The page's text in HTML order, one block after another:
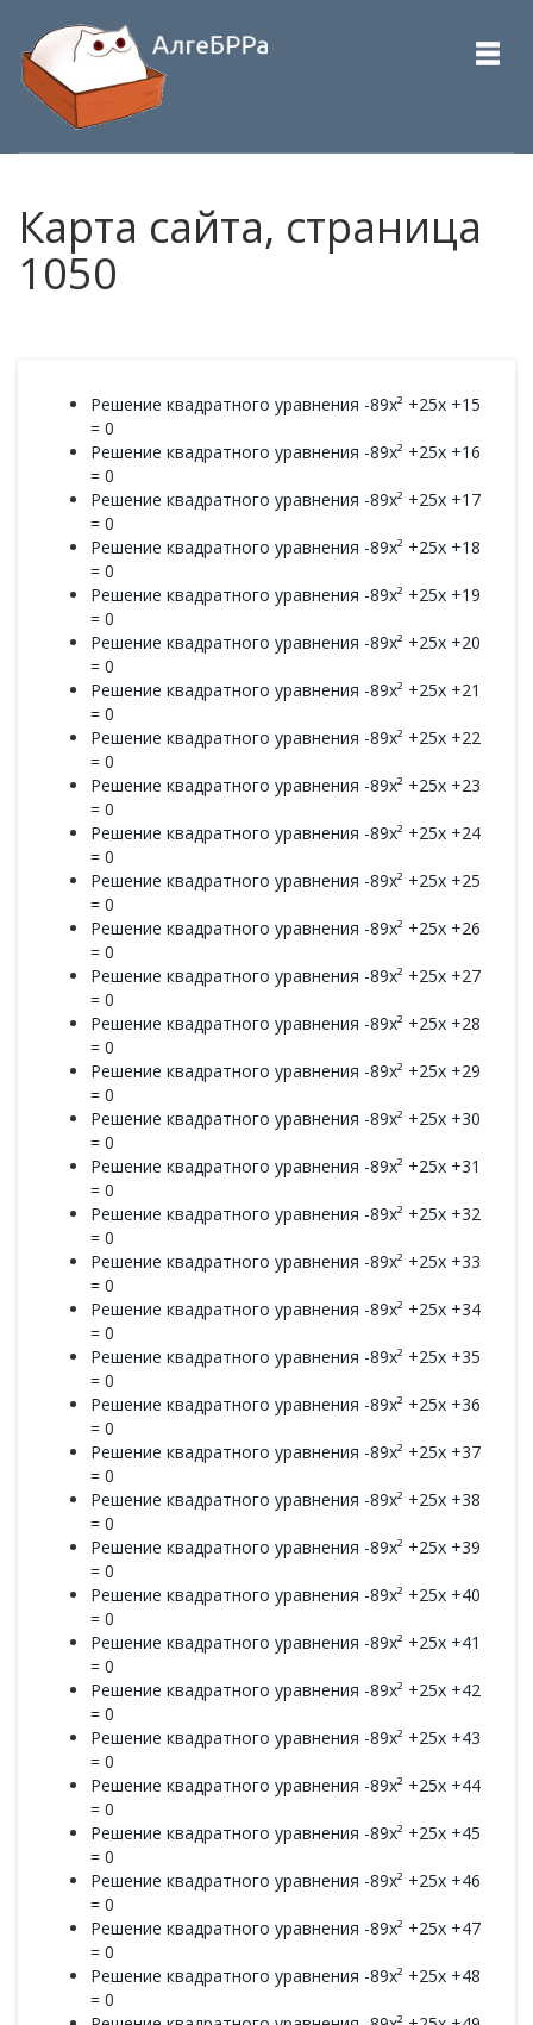
Карта сайта, страница
1050
Решение квадратного уравнения -89x² +25x +15
= 0
Решение квадратного уравнения -89x² +25x +16
= 0
Решение квадратного уравнения -89x² +25x +17
= 0
Решение квадратного уравнения -89x² +25x +18
= 0
Решение квадратного уравнения -89x² +25x +19
= 0
Решение квадратного уравнения -89x² +25x +20
= 0
Решение квадратного уравнения -89x² +25x +21
= 0
Решение квадратного уравнения -89x² +25x +22
= 0
Решение квадратного уравнения -89x² +25x +23
= 0
Решение квадратного уравнения -89x² +25x +24
= 0
Решение квадратного уравнения -89x² +25x +25
= 0
Решение квадратного уравнения -89x² +25x +26
= 0
Решение квадратного уравнения -89x² +25x +27
= 0
Решение квадратного уравнения -89x² +25x +28
= 0
Решение квадратного уравнения -89x² +25x +29
= 0
Решение квадратного уравнения -89x² +25x +30
= 0
Решение квадратного уравнения -89x² +25x +31
= 0
Решение квадратного уравнения -89x² +25x +32
= 0
Решение квадратного уравнения -89x² +25x +33
= 0
Решение квадратного уравнения -89x² +25x +34
= 0
Решение квадратного уравнения -89x² +25x +35
= 0
Решение квадратного уравнения -89x² +25x +36
= 0
Решение квадратного уравнения -89x² +25x +37
= 0
Решение квадратного уравнения -89x² +25x +38
= 0
Решение квадратного уравнения -89x² +25x +39
= 0
Решение квадратного уравнения -89x² +25x +40
= 0
Решение квадратного уравнения -89x² +25x +41
= 0
Решение квадратного уравнения -89x² +25x +42
= 0
Решение квадратного уравнения -89x² +25x +43
= 0
Решение квадратного уравнения -89x² +25x +44
= 0
Решение квадратного уравнения -89x² +25x +45
= 0
Решение квадратного уравнения -89x² +25x +46
= 0
Решение квадратного уравнения -89x² +25x +47
= 0
Решение квадратного уравнения -89x² +25x +48
= 0